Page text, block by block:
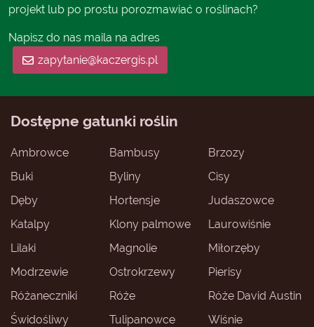
projekt lub po prostu porozmawiać o roślinach?
Napisz do nas maila na adres
zapytanie@kaczergis.pl
Dostępne gatunki roślin
Ambrowce Bambusy
Brzozy
Buki
Byliny
Cisy
Dęby
Hortensje
Judaszowce
Katalpy
Klony palmowe
Laurowiśnie
Lilaki
Magnolie
Miłorzęby
Modrzewie
Ostrokrzewy
Pierisy
Różaneczniki
Róże
Róże David Austin
Świdośliwy
Tulipanowce Wiśnie